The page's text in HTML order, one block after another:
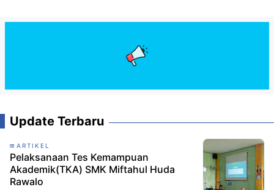
Update Terbaru
ARTIKEL
Pelaksanaan Tes Kemampuan
Akademik(TKA) SMK Miftahul Huda
Rawalo